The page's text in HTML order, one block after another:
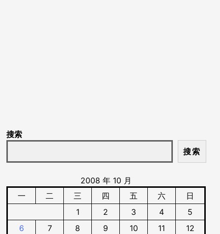
搜索
搜索
2008 年 10 月
一
二 三 四 五 六
日
1
2 3 4
5
6
7 8 9 10 11
12